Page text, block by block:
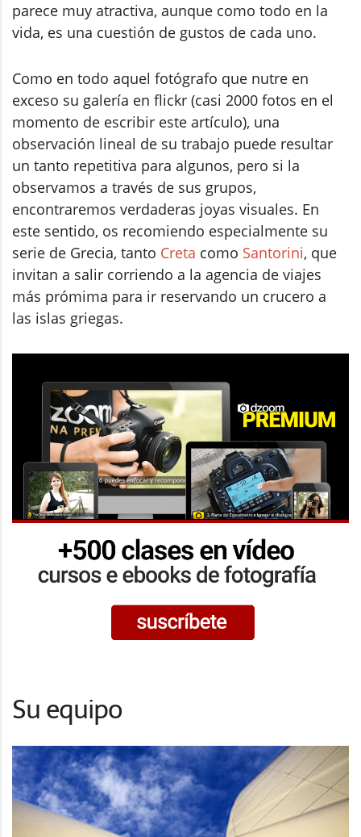
parece muy atractiva, aunque como todo en la
vida, es una cuestión de gustos de cada uno.
Como en todo aquel fotógrafo que nutre en
exceso su galería en flickr (casi 2000 fotos en el
momento de escribir este artículo), una
observación lineal de su trabajo puede resultar
un tanto repetitiva para algunos, pero si la
observamos a través de sus grupos,
encontraremos verdaderas joyas visuales. En
este sentido, os recomiendo especialmente su
serie de Grecia, tanto Creta como Santorini, que
invitan a salir corriendo a la agencia de viajes
más prómima para ir reservando un crucero a
las islas griegas.
Su equipo